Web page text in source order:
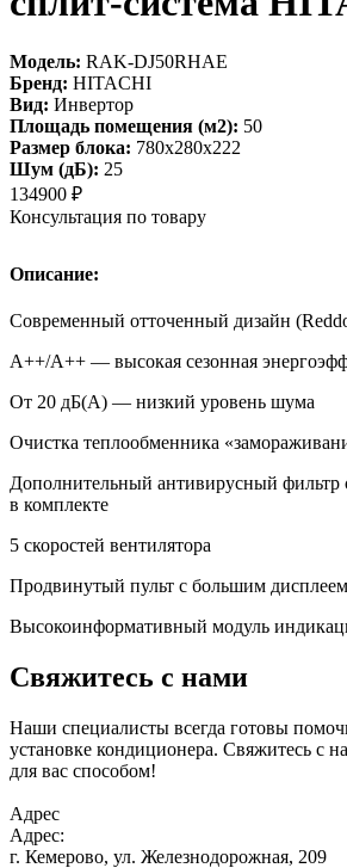
Модель: RAK-DJ50RHAE
Бренд: HITACHI
Вид: Инвертор
Площадь помещения (м2): 50
Размер блока: 780х280х222
Шум (дБ): 25
134900 ₽
Консультация по товару
Описание:
Современный отточенный дизайн
A++/A++ — высокая сезонная
От 20 дБ(А) — низкий уровень шума
Очистка теплообменника
Дополнительный антивирусный фильтр
в комплекте
5 скоростей вентилятора
Продвинутый пульт с большим дисплеем
Высокоинформативный модуль
Свяжитесь с нами
Наши специалисты всегда готовы
установке кондиционера. Свяжитесь с
для вас способом!
Адрес
Адрес:
г. Кемерово, ул. Железнодорожная, 209